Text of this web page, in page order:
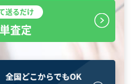
送るだけ
査定